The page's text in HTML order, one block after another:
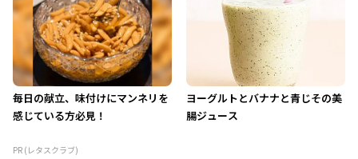
毎日の献立、味付けにマンネリを
感じている方必見！
PR (レタスクラブ)
ヨーグルトとバナナと青じその美
腸ジュース